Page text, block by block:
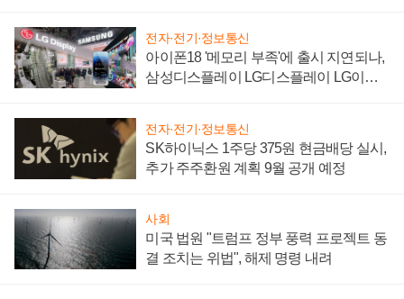
전자·전기·정보통신
아이폰18 '메모리 부족'에 출시 지연되나,
삼성디스플레이 LG디스플레이 LG이노
전자·전기·정보통신
SK하이닉스 1주당 375원 현금배당 실시,
추가 주주환원 계획 9월 공개 예정
사회
미국 법원 "트럼프 정부 풍력 프로젝트 동
결 조치는 위법", 해제 명령 내려